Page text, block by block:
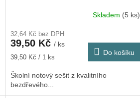
Skladem (5 ks)
32,64 Kč bez DPH
39,50 Kč / ks
Měrná
39,50 Kč / 1 ks
Do košíku
Školní notový sešit z kvalitního
bezdřevého...